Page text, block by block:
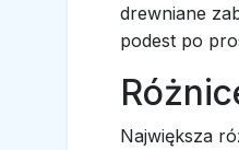
drewniane
podest po
Największa